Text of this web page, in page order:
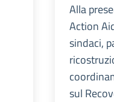
Alla
Action
sindaci,
sul